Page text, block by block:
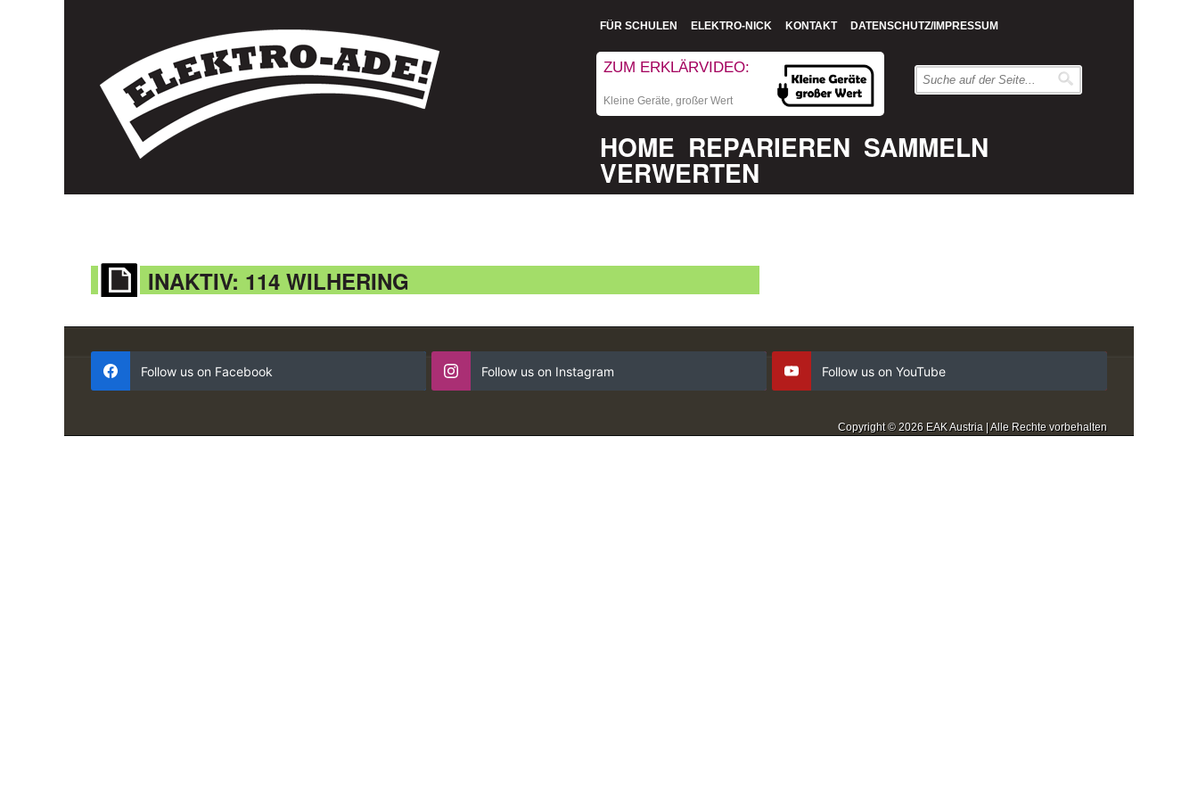
FÜR SCHULEN ELEKTRO-NICK KONTAKT DATENSCHUTZ/IMPRESSUM
ZUM ERKLÄRVIDEO:
Kleine Geräte, großer Wert
HOME REPARIEREN SAMMELN
VERWERTEN
INAKTIV: 114 WILHERING
Follow us on Facebook Follow us on Instagram Follow us on YouTube
Copyright © 2026 EAK Austria | Alle Rechte vorbehalten